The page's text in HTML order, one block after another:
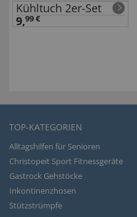
Kühltuch 2er-Set
9,99 €
TOP-KATEGORIEN
Alltagshilfen für Senioren
Christopeit Sport Fitnessgeräte
Gastrock Gehstöcke
Inkontinenzhosen
Stützstrümpfe